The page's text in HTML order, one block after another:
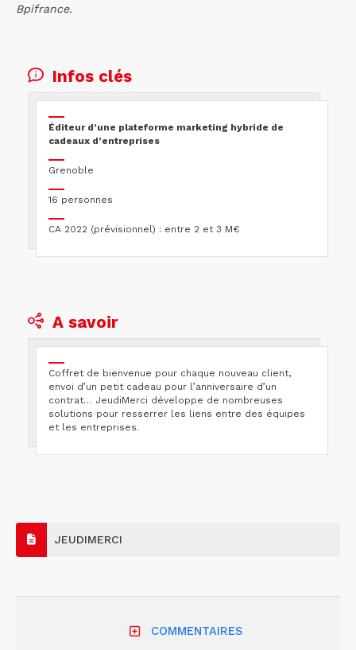
Bpifrance.
Infos clés
Éditeur d’une plateforme marketing hybride de
cadeaux d’entreprises
Grenoble
16 personnes
CA 2022 (prévisionnel) : entre 2 et 3 M€
A savoir
Coffret de bienvenue pour chaque nouveau client,
envoi d’un petit cadeau pour l’anniversaire d’un
contrat… JeudiMerci développe de nombreuses
solutions pour resserrer les liens entre des équipes
et les entreprises.
JEUDIMERCI
COMMENTAIRES